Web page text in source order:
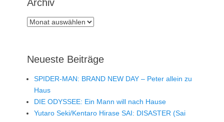
Archiv
Archiv
Neueste Beiträge
SPIDER-MAN: BRAND NEW DAY – Peter allein zu
Haus
DIE ODYSSEE: Ein Mann will nach Hause
Yutaro Seki/Kentaro Hirase SAI: DISASTER (Sai